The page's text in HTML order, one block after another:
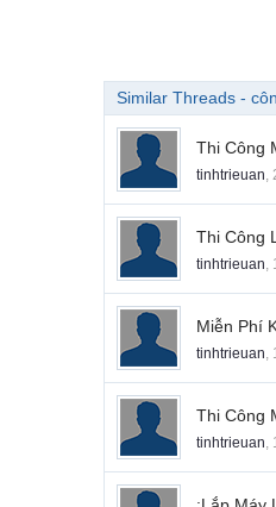
Similar Threads -
Thi Công
tinhtrieuan,
Thi Công
tinhtrieuan,
Miễn Phí
tinhtrieuan,
Thi Công
tinhtrieuan,